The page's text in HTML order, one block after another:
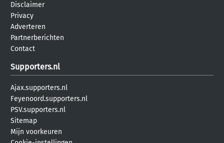
Disclaimer
Privacy
Adverteren
Partnerberichten
Contact
Supporters.nl
Ajax.supporters.nl
Feyenoord.supporters.nl
PSV.supporters.nl
Sitemap
Mijn voorkeuren